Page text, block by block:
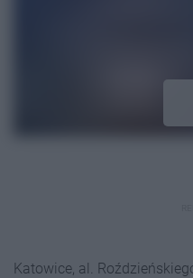
Katowice, al.